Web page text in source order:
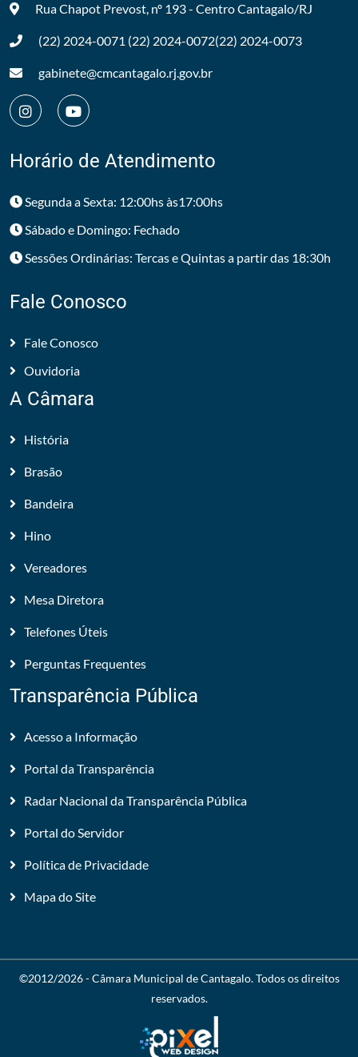
Rua Chapot Prevost, nº 193 - CentroCantagalo/RJ
(22) 2024-0071 (22) 2024-0072(22) 2024-0073
gabinete@cmcantagalo.rj.gov.br
Horário de Atendimento
Segunda a Sexta: 12:00hs às17:00hs
Sábado e Domingo: Fechado
Sessões Ordinárias: Tercas e Quintas a partir das 18:30h
Fale Conosco
Fale Conosco
Ouvidoria
A Câmara
História
Brasão
Bandeira
Hino
Vereadores
Mesa Diretora
Telefones Úteis
Perguntas Frequentes
Transparência Pública
Acesso a Informação
Portal da Transparência
Radar Nacional da Transparência Pública
Portal do Servidor
Política de Privacidade
Mapa do Site
©2012/2026 -Câmara Municipal de Cantagalo. Todos os direitos
reservados.